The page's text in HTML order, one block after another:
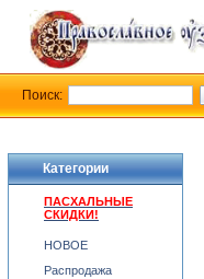
Категории
ПАСХАЛЬНЫЕ
СКИДКИ!
НОВОЕ
Распродажа
Поиск: